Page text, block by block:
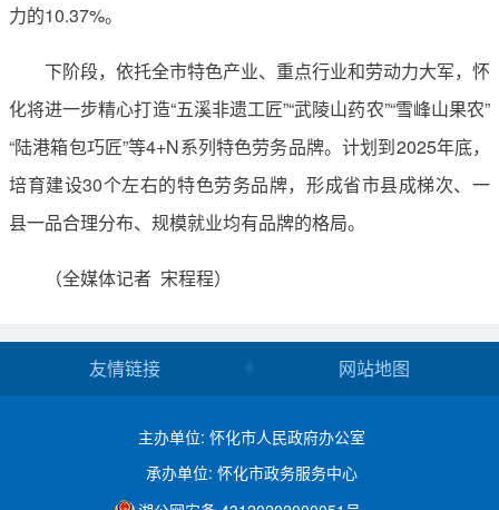
力的10.37%。
下阶段，依托全市特色产业、重点行业和劳动力大军，怀
化将进一步精心打造“五溪非遗工匠”“武陵山药农”“雪峰山果农”
“陆港箱包巧匠”等4+N系列特色劳务品牌。计划到2025年底，
培育建设30个左右的特色劳务品牌，形成省市县成梯次、一
县一品合理分布、规模就业均有品牌的格局。
（全媒体记者 宋程程）
友情链接 网站地图
主办单位: 怀化市人民政府办公室
承办单位: 怀化市政务服务中心